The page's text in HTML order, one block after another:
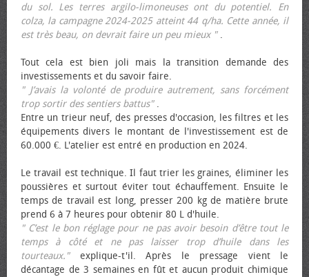
du sol. Les terres argilo-limoneuses ont du potentiel. En
colza, la campagne 2024-2025 atteint 44 q/ha. Cette année, il
est très beau, on devrait faire un peu mieux ".
Tout cela est bien joli mais la transition demande des
investissements et du savoir faire.
" J’avais la volonté de produire autrement, sans forcément
trop sortir des sentiers battus".
Entre un trieur neuf, des presses d'occasion, les filtres et les
équipements divers le montant de l'investissement est de
60.000 €. L'atelier est entré en production en 2024.
Le travail est technique. Il faut trier les graines, éliminer les
poussières et surtout éviter tout échauffement. Ensuite le
temps de travail est long, presser 200 kg de matière brute
prend 6 à 7 heures pour obtenir 80 L d'huile.
" C’est le bon réglage pour ne pas avoir besoin d’être tout le
temps à côté et ne pas laisser trop d’huile dans les
tourteaux."explique-t'il. Après le pressage vient le
décantage de 3 semaines en fût et aucun produit chimique